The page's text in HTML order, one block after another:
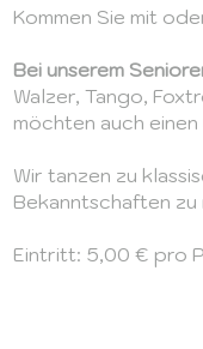
Kommen Sie mit
Bei unserem
Walzer, Tango,
möchten auch
Wir tanzen zu
Bekanntschaften zu
Eintritt: 5,00 € pro